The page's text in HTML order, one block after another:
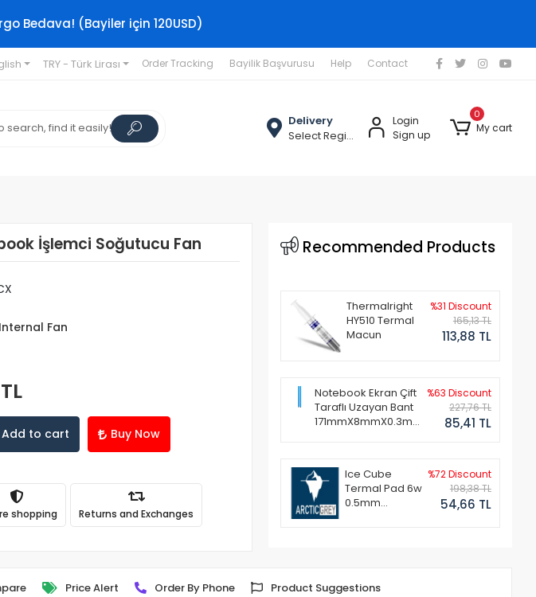
Bedava! (Bayiler için 120USD)
TRY - Türk Lirası Order Tracking Bayilik Başvurusu Help Contact
Delivery
Select Region
Login
Sign up
0
My cart
İşlemci Soğutucu Fan
Fan
Add to cart Buy Now
shopping Returns and Exchanges
Recommended Products
Thermalright
HY510 Termal
Macun
%31 Discount
165,13 TL
113,88 TL
Notebook Ekran Çift
Taraflı Uzayan Bant
171mmX8mmX0.3mm
%63 Discount
227,76 TL
85,41 TL
Ice Cube
Termal Pad 6w
0.5mm
%72 Discount
198,38 TL
54,66 TL
Price Alert Order By Phone Product Suggestions